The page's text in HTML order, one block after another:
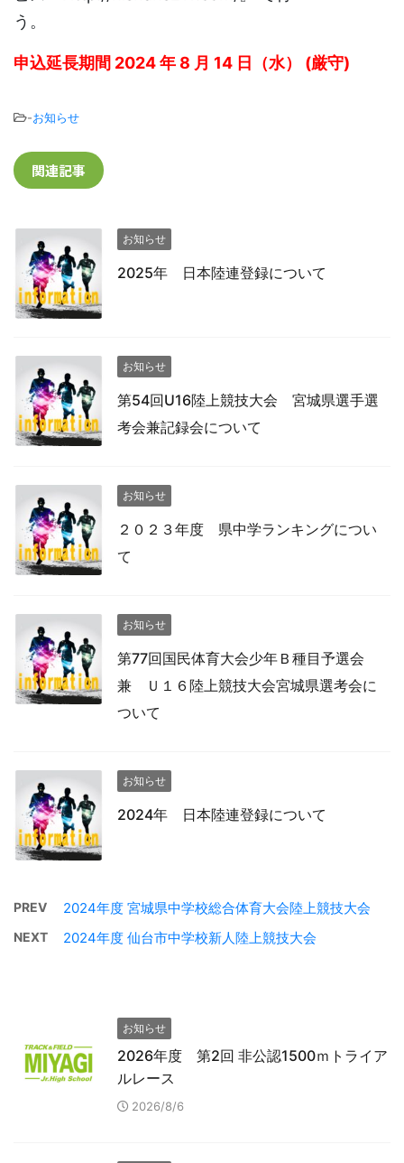
う。
申込延長期間 2024 年 8 月 14 日（水） (厳守)
-お知らせ
関連記事
お知らせ
2025年 日本陸連登録について
お知らせ
第54回U16陸上競技大会 宮城県選手選
考会兼記録会について
お知らせ
２０２３年度 県中学ランキングについ
て
お知らせ
第77回国民体育大会少年Ｂ種目予選会
兼 Ｕ１６陸上競技大会宮城県選考会に
ついて
お知らせ
2024年 日本陸連登録について
PREV 2024年度 宮城県中学校総合体育大会陸上競技大会
NEXT 2024年度 仙台市中学校新人陸上競技大会
お知らせ
2026年度 第2回 非公認1500ｍトライア
ルレース
2026/8/6